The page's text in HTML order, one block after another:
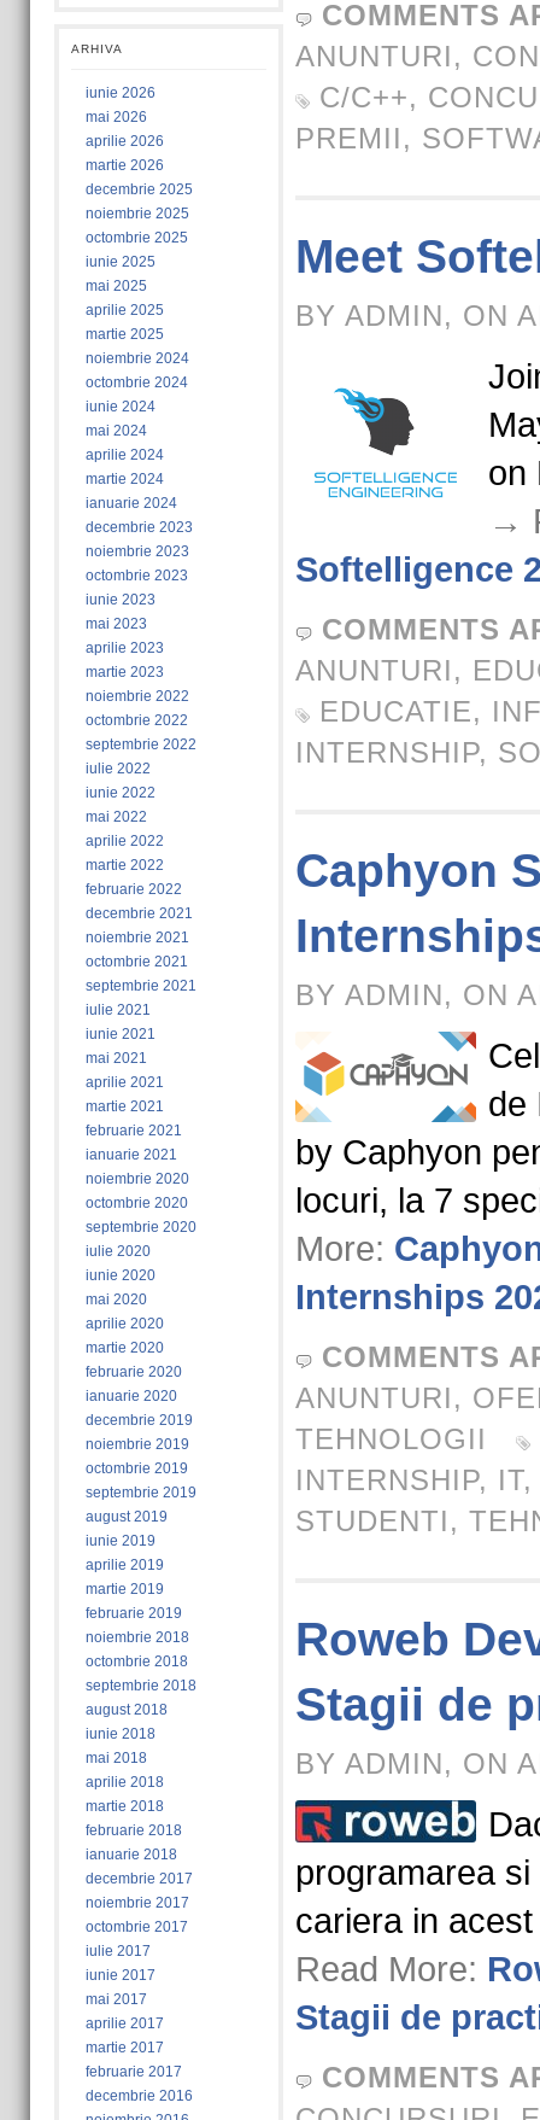
ARHIVA
iunie 2026
mai 2026
aprilie 2026
martie 2026
decembrie 2025
noiembrie 2025
octombrie 2025
iunie 2025
mai 2025
aprilie 2025
martie 2025
noiembrie 2024
octombrie 2024
iunie 2024
mai 2024
aprilie 2024
martie 2024
ianuarie 2024
decembrie 2023
noiembrie 2023
octombrie 2023
iunie 2023
mai 2023
aprilie 2023
martie 2023
noiembrie 2022
octombrie 2022
septembrie 2022
iulie 2022
iunie 2022
mai 2022
aprilie 2022
martie 2022
februarie 2022
decembrie 2021
noiembrie 2021
octombrie 2021
septembrie 2021
iulie 2021
iunie 2021
mai 2021
aprilie 2021
martie 2021
februarie 2021
ianuarie 2021
noiembrie 2020
octombrie 2020
septembrie 2020
iulie 2020
iunie 2020
mai 2020
aprilie 2020
martie 2020
februarie 2020
ianuarie 2020
decembrie 2019
noiembrie 2019
octombrie 2019
septembrie 2019
august 2019
iunie 2019
aprilie 2019
martie 2019
februarie 2019
noiembrie 2018
octombrie 2018
septembrie 2018
august 2018
iunie 2018
mai 2018
aprilie 2018
martie 2018
februarie 2018
ianuarie 2018
decembrie 2017
noiembrie 2017
octombrie 2017
iulie 2017
iunie 2017
mai 2017
aprilie 2017
martie 2017
februarie 2017
decembrie 2016
COMMENTS
ANUNTURI,
C/C++,
PREMII,
Meet
BY ADMIN, ON
on
→
Softelligence
COMMENTS
ANUNTURI,
EDUCATIE,
INTERNSHIP,
Caphyon
BY ADMIN, ON
de
by Caphyon
locuri, la 7
More:
Internships
COMMENTS
ANUNTURI,
TEHNOLOGII
INTERNSHIP, IT
STUDENTI,
Roweb
Stagii de
BY ADMIN, ON
programarea
cariera in
Read More:
Stagii de
COMMENTS